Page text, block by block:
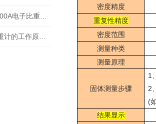
密度精度
重复性精度
密度范围
测量种类
测量原理
固体测量步骤
1
2
(
结果显示